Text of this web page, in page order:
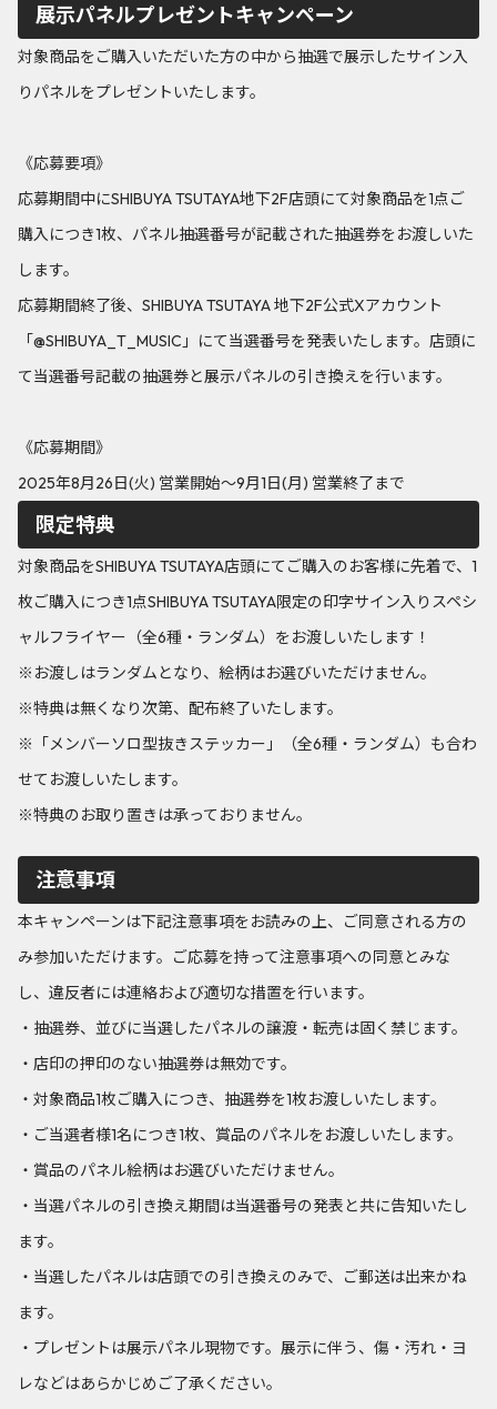
展示パネルプレゼントキャンペーン
対象商品をご購入いただいた方の中から抽選で展示したサイン入
りパネルをプレゼントいたします。
《応募要項》
応募期間中にSHIBUYA TSUTAYA地下2F店頭にて対象商品を1点ご
購入につき1枚、パネル抽選番号が記載された抽選券をお渡しいた
します。
応募期間終了後、SHIBUYA TSUTAYA 地下2F公式Xアカウント
「@SHIBUYA_T_MUSIC」にて当選番号を発表いたします。店頭に
て当選番号記載の抽選券と展示パネルの引き換えを行います。
《応募期間》
2025年8月26日(火) 営業開始～9月1日(月) 営業終了まで
限定特典
対象商品をSHIBUYA TSUTAYA店頭にてご購入のお客様に先着で、1
枚ご購入につき1点SHIBUYA TSUTAYA限定の印字サイン入りスペシ
ャルフライヤー（全6種・ランダム）をお渡しいたします！
※お渡しはランダムとなり、絵柄はお選びいただけません。
※特典は無くなり次第、配布終了いたします。
※「メンバーソロ型抜きステッカー」（全6種・ランダム）も合わ
せてお渡しいたします。
※特典のお取り置きは承っておりません。
注意事項
本キャンペーンは下記注意事項をお読みの上、ご同意される方の
み参加いただけます。ご応募を持って注意事項への同意とみな
し、違反者には連絡および適切な措置を行います。
・抽選券、並びに当選したパネルの譲渡・転売は固く禁じます。
・店印の押印のない抽選券は無効です。
・対象商品1枚ご購入につき、抽選券を1枚お渡しいたします。
・ご当選者様1名につき1枚、賞品のパネルをお渡しいたします。
・賞品のパネル絵柄はお選びいただけません。
・当選パネルの引き換え期間は当選番号の発表と共に告知いたし
ます。
・当選したパネルは店頭での引き換えのみで、ご郵送は出来かね
ます。
・プレゼントは展示パネル現物です。展示に伴う、傷・汚れ・ヨ
レなどはあらかじめご了承ください。